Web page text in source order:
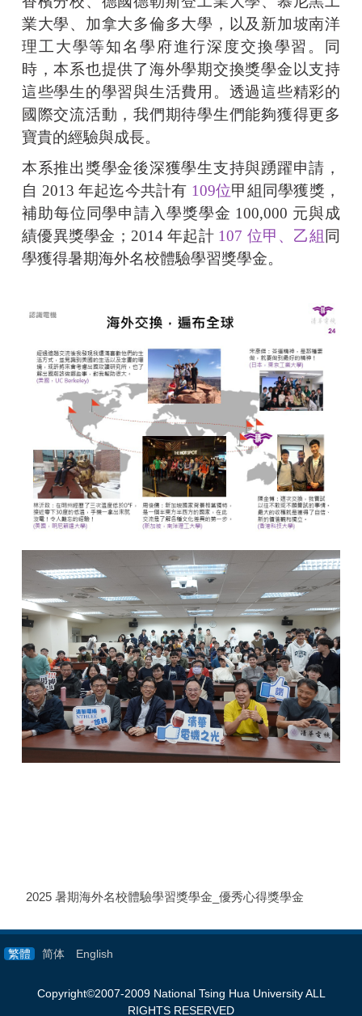
業大學、加拿大多倫多大學，以及新加坡南洋
理工大學等知名學府進行深度交換學習。同
時，本系也提供了海外學期交換獎學金以支持
這些學生的學習與生活費用。透過這些精彩的
國際交流活動，我們期待學生們能夠獲得更多
寶貴的經驗與成長。
本系推出獎學金後深獲學生支持與踴躍申請，
自 2013 年起迄今共計有 109位甲組同學獲獎，
補助每位同學申請入學獎學金 100,000 元與成
績優異獎學金； 2014年起計 107 位甲、乙組 同
學獲得暑期海外名校體驗學習獎學金。
2025 暑期海外名校體驗學習獎學金_優秀心得獎學金
繁體 简体 English
Copyright©2007-2009 National Tsing Hua University ALL
RIGHTS RESERVED